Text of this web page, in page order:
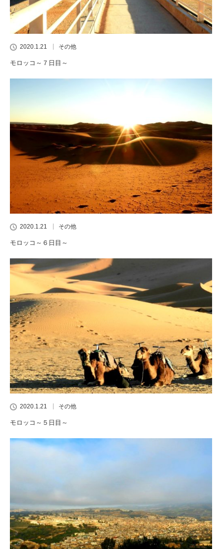
2020.1.21 その他
モロッコ～７日目～
2020.1.21 その他
モロッコ～６日目～
2020.1.21 その他
モロッコ～５日目～